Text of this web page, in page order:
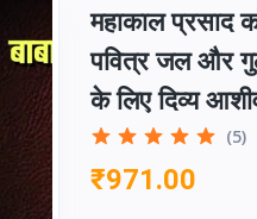
महाकाल प्रसाद
पवित्र जल और
के लिए दिव्य
(5)
₹971.00